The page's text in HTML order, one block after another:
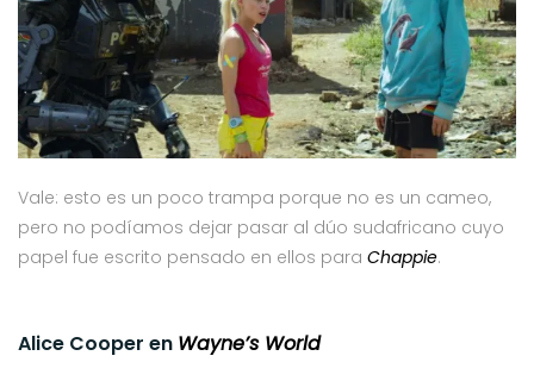
Vale: esto es un poco trampa porque no es un cameo,
pero no podíamos dejar pasar al dúo sudafricano cuyo
papel fue escrito pensado en ellos para Chappie.
Alice Cooper en Wayne’s World